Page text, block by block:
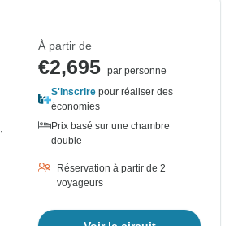
À partir de
€2,695 par personne
S'inscrire pour réaliser des
économies
Prix basé sur une chambre
double
Réservation à partir de 2
voyageurs